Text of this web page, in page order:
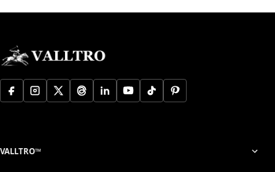
VALLTRO™